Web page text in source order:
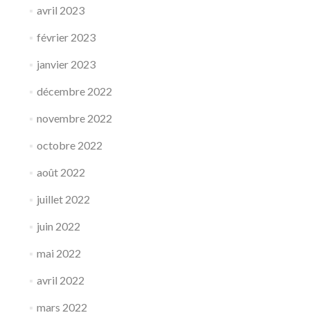
avril 2023
février 2023
janvier 2023
décembre 2022
novembre 2022
octobre 2022
août 2022
juillet 2022
juin 2022
mai 2022
avril 2022
mars 2022